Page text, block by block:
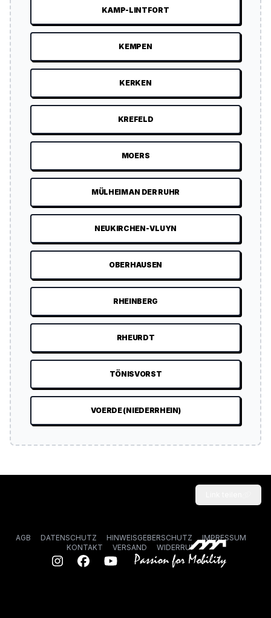
KAMP-LINTFORT
KEMPEN
KERKEN
KREFELD
MOERS
MÜLHEIM AN DER RUHR
NEUKIRCHEN-VLUYN
OBERHAUSEN
RHEINBERG
RHEURDT
TÖNISVORST
VOERDE (NIEDERRHEIN)
AGB DATENSCHUTZ HINWEISGEBERSCHUTZ
IMPRESSUM
KONTAKT
VERSAND WIDERRUF